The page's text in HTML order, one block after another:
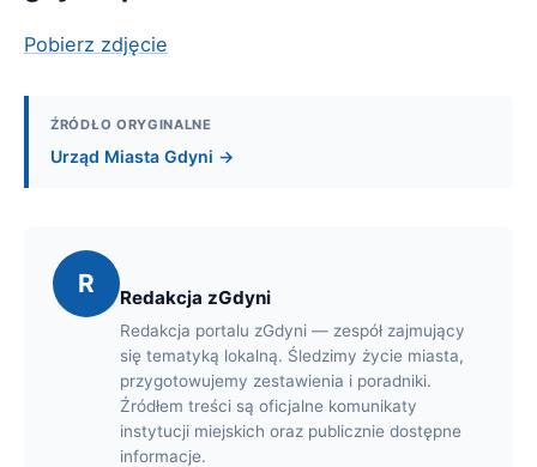
Pobierz zdjęcie
ŹRÓDŁO ORYGINALNE
Urząd Miasta Gdyni →
R Redakcja zGdyni
Redakcja portalu zGdyni — zespół zajmujący
się tematyką lokalną. Śledzimy życie miasta,
przygotowujemy zestawienia i poradniki.
Źródłem treści są oficjalne komunikaty
instytucji miejskich oraz publicznie dostępne
informacje.